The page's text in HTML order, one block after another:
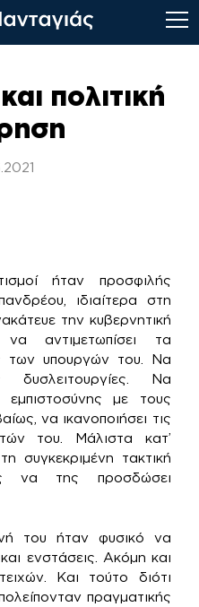
πολιτική
ήταν προσφιλής
ιδιαίτερα στη
την κυβερνητική
να αντιμετωπίσει τα
των υπουργών του. Να
δυσλειτουργίες. Να
εμπιστοσύνης με τους
να ικανοποιήσει τις
του. Μάλιστα κατ’
συγκεκριμένη τακτική
να της προσδώσει
του ήταν φυσικό να
ενστάσεις. Ακόμη και
Και τούτο διότι
πραγματικής